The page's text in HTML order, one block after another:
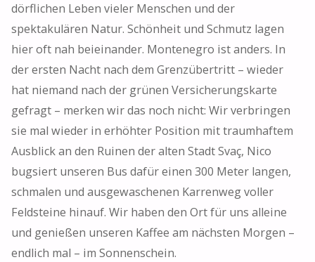
dörflichen Leben vieler Menschen und der
spektakulären Natur. Schönheit und Schmutz lagen
hier oft nah beieinander. Montenegro ist anders. In
der ersten Nacht nach dem Grenzübertritt – wieder
hat niemand nach der grünen Versicherungskarte
gefragt – merken wir das noch nicht: Wir verbringen
sie mal wieder in erhöhter Position mit traumhaftem
Ausblick an den Ruinen der alten Stadt Svaç, Nico
bugsiert unseren Bus dafür einen 300 Meter langen,
schmalen und ausgewaschenen Karrenweg voller
Feldsteine hinauf. Wir haben den Ort für uns alleine
und genießen unseren Kaffee am nächsten Morgen –
endlich mal – im Sonnenschein.